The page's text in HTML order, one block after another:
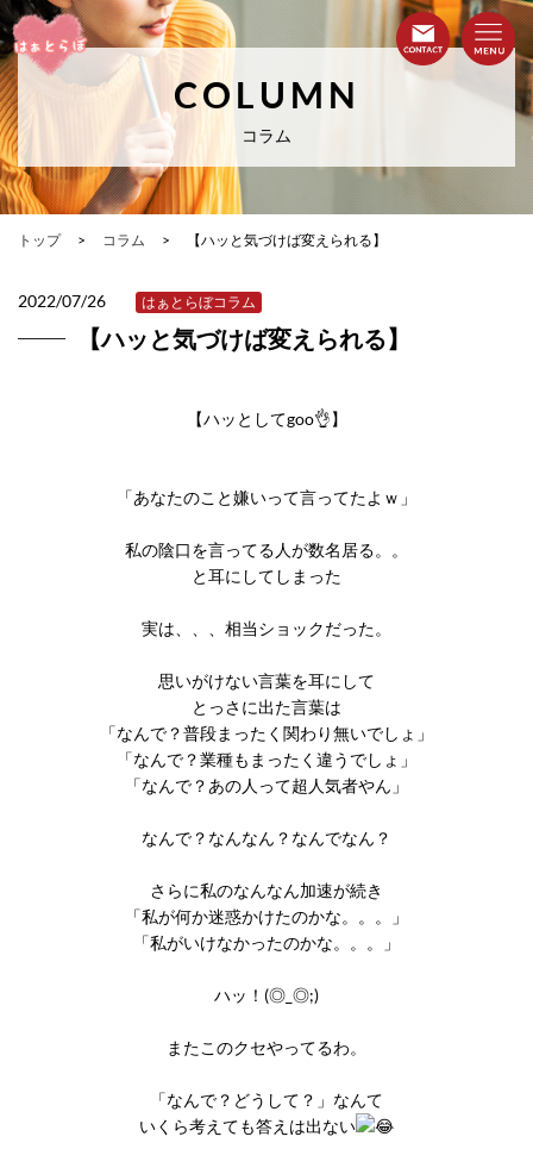
COLUMN
コラム
トップ コラム 【ハッと気づけば変えられる】
2022/07/26 はぁとらぼコラム
【ハッと気づけば変えられる】
【ハッとしてgoo👌】
「あなたのこと嫌いって言ってたよｗ」
私の陰口を言ってる人が数名居る。。
と耳にしてしまった
実は、、、相当ショックだった。
思いがけない言葉を耳にして
とっさに出た言葉は
「なんで？普段まったく関わり無いでしょ」
「なんで？業種もまったく違うでしょ」
「なんで？あの人って超人気者やん」
なんで？なんなん？なんでなん？
さらに私のなんなん加速が続き
「私が何か迷惑かけたのかな。。。」
「私がいけなかったのかな。。。」
ハッ！(◎_◎;)
またこのクセやってるわ。
「なんで？どうして？」なんて
いくら考えても答えは出ない